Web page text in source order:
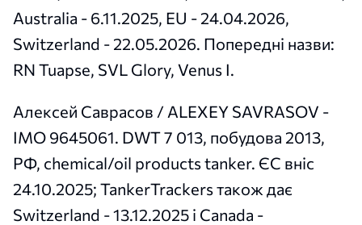
Australia - 6.11.2025, EU - 24.04.2026,
Switzerland - 22.05.2026. Попередні назви:
RN Tuapse, SVL Glory, Venus I.
Алексей Саврасов / ALEXEY SAVRASOV -
IMO 9645061. DWT 7 013, побудова 2013,
РФ, chemical/oil products tanker. ЄС вніс
24.10.2025; TankerTrackers також дає
Switzerland - 13.12.2025 і Canada -